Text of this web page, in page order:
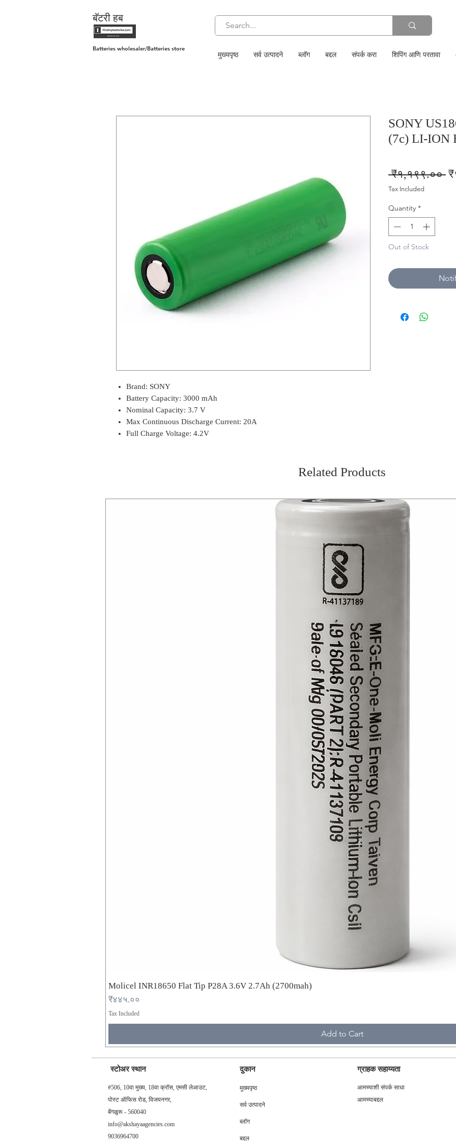
बॅटरी हब
मुख्यपृष्ठ सर्व उत्पादने ब्लॉग बद्दल संपर्क करा शिपिंग आणि परतावा
Batteries wholesaler/Batteries store
Brand: SONY
Battery Capacity: 3000 mAh
Nominal Capacity: 3.7 V
Max Continuous Discharge Current: 20A
Full Charge Voltage: 4.2V
SONY
(7c) LI-ION
₹१,१९९.००
Tax Included
Quantity *
Out of Stock
Related Products
Molicel INR18650 Flat Tip P28A 3.6V 2.7Ah (2700mah)
Price
₹४४५.००
Tax Included
Add to Cart
स्टोअर स्थान
#506, 10वा मुख्य, 18वा क्रॉस, एमसी लेआउट,
पोस्ट ऑफिस रोड, विजयनगर,
बेंगळुरू - 560040
info@akshayaagencies.com
9036964700
दुकान
मुख्यपृष्ठ
सर्व उत्पादने
ब्लॉग
बद्दल
ग्राहक सहाय्यता
आमच्याशी संपर्क साधा
आमच्याबद्दल